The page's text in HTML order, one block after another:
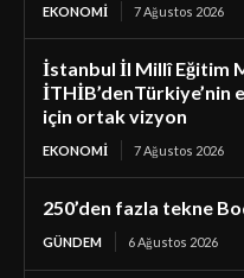
EKONOMI 7 Ağustos 2026
İstanbul İl Millî Eğitim
İTHİB’denTürkiye’nin
için ortak vizyon
EKONOMI 7 Ağustos 2026
250’den fazla tekne
GÜNDEM 6 Ağustos 2026